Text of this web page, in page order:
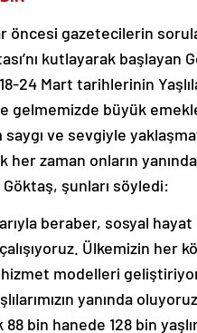
gazetecilerin
kutlayarak başlayan
24 Mart tarihlerinin
gelmemizde büyük
ve sevgiyle
her zaman onların
şunları söyledi:
beraber, sosyal
Ülkemizin her
hizmet modelleri
yanında
bin hanede 128 bin